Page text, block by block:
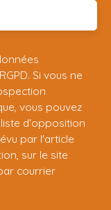
Si vous ne
vous pouvez
d'opposition
par l'article
sur le site
courrier